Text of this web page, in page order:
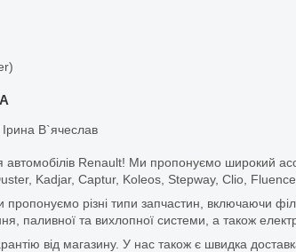
В`ячеслав
автомобілів Renault! Ми пропонуємо широкий
Kadjar, Captur, Koleos, Stepway, Clio,
різні типи запчастин, включаючи
та вихлопної системи, а також
від магазину. У нас також є швидка